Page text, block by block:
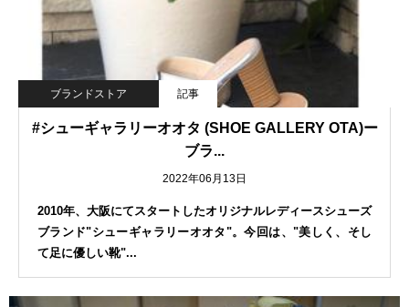
ブランドストア 記事
#シューギャラリーオオタ (SHOE GALLERY OTA)ー
ブラ...
2022年06月13日
2010年、大阪にてスタートしたオリジナルレディースシューズ
ブランド"シューギャラリーオオタ"。今回は、"美しく、そし
て足に優しい靴"...